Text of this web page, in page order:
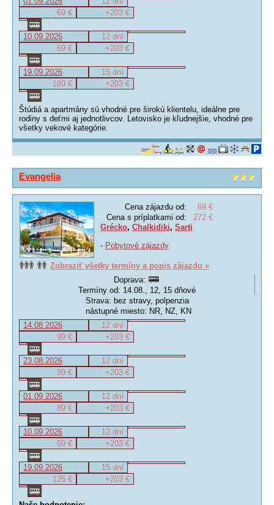
69 €
+203 €
10.09.2026
12 dní
69 €
+203 €
19.09.2026
15 dní
189 €
+203 €
Štúdiá a apartmány sú vhodné pre širokú klientelu, ideálne pre
rodiny s deťmi aj jednotlivcov. Letovisko je kľudnejšie, vhodné pre
všetky vekové kategórie.
Evangelia
Cena zájazdu od:
69 €
Cena s príplatkami od:
272 €
Grécko, Chalkidiki, Sarti
- Pobytové zájazdy
Zobraziť všetky termíny a popis zájazdu »
Doprava:
Termíny od: 14.08., 12, 15 dňové
Strava: bez stravy, polpenzia
nástupné miesto: NR, NZ, KN
14.08.2026
12 dní
99 €
+203 €
23.08.2026
12 dní
99 €
+203 €
01.09.2026
12 dní
89 €
+203 €
10.09.2026
12 dní
69 €
+203 €
19.09.2026
15 dní
125 €
+203 €